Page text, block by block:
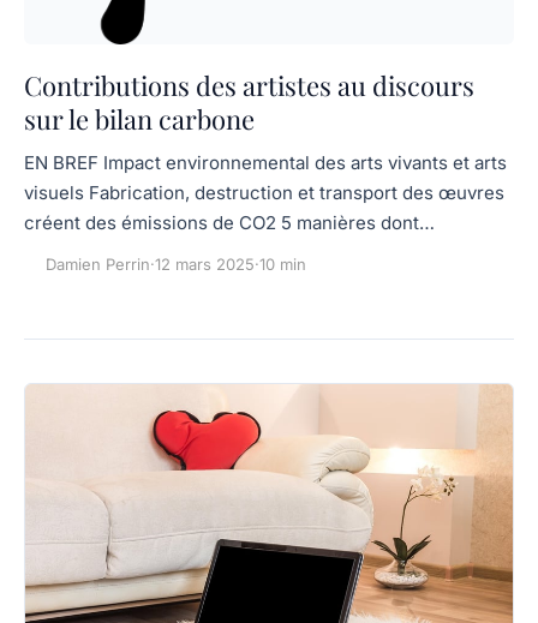
Contributions des artistes au discours
sur le bilan carbone
EN BREF Impact environnemental des arts vivants et arts
visuels Fabrication, destruction et transport des œuvres
créent des émissions de CO2 5 manières dont…
Damien Perrin·12 mars 2025·10 min